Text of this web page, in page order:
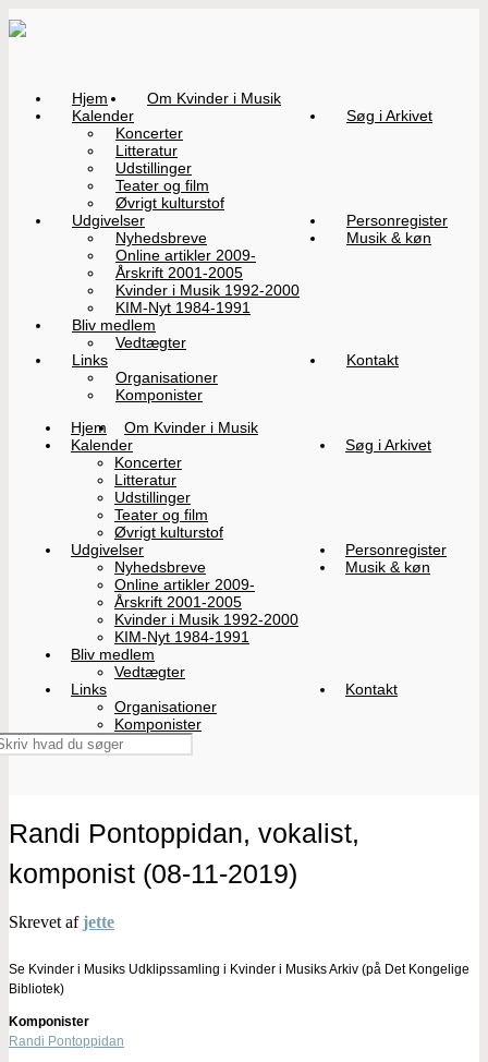
Hjem
Om Kvinder i Musik
Kalender
Koncerter
Litteratur
Udstillinger
Teater og film
Øvrigt kulturstof
Søg i Arkivet
Udgivelser
Nyhedsbreve
Online artikler 2009-
Årskrift 2001-2005
Kvinder i Musik 1992-2000
KIM-Nyt 1984-1991
Personregister
Musik & køn
Bliv medlem
Vedtægter
Links
Organisationer
Komponister
Kontakt
Hjem
Om Kvinder i Musik
Kalender
Koncerter
Litteratur
Udstillinger
Teater og film
Øvrigt kulturstof
Søg i Arkivet
Udgivelser
Nyhedsbreve
Online artikler 2009-
Årskrift 2001-2005
Kvinder i Musik 1992-2000
KIM-Nyt 1984-1991
Personregister
Musik & køn
Bliv medlem
Vedtægter
Links
Organisationer
Komponister
Kontakt
Randi Pontoppidan, vokalist,
komponist (08-11-2019)
Skrevet af jette
Se Kvinder i Musiks Udklipssamling i Kvinder i Musiks Arkiv (på Det Kongelige
Bibliotek)
Komponister
Randi Pontoppidan